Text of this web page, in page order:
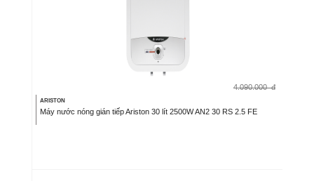
4.090.000 đ
ARISTON
Máy nước nóng gián tiếp Ariston 30 lít 2500W AN2 30 RS 2.5 FE